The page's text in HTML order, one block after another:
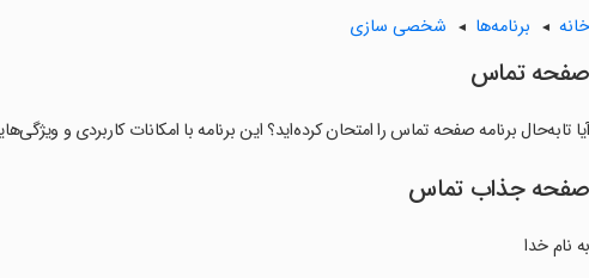
خانه برنامه‌ها شخصی سازی
صفحه تماس
آیا تابه‌حال برنامه صفحه تماس را امتحان کرده‌اید؟ این برنامه با امکانات کاربردی و
صفحه جذاب تماس
به نام خدا